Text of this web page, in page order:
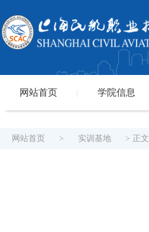
网站首页 学院信息
网站首页 > 实训基地 > 正文